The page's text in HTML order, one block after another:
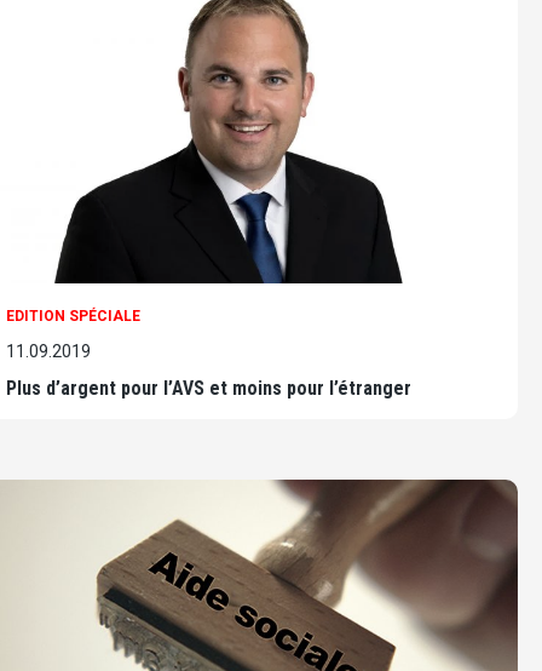
EDITION SPÉCIALE
11.09.2019
Plus d’argent pour l’AVS et moins pour l’étranger